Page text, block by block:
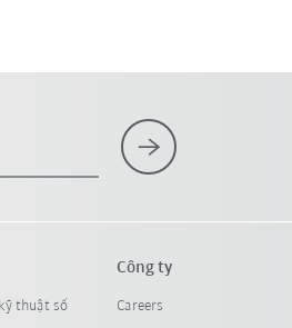
thuật số
Công ty
Careers